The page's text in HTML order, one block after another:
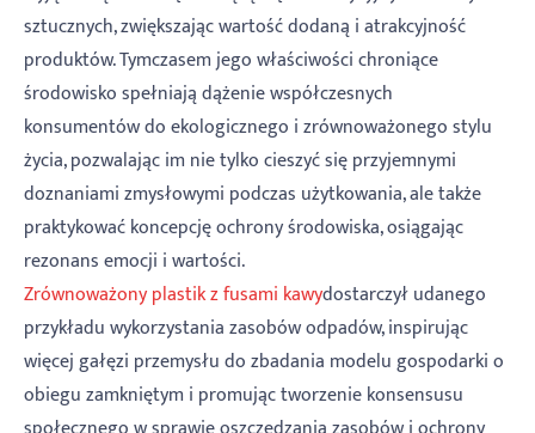
sztucznych, zwiększając wartość dodaną i atrakcyjność
produktów. Tymczasem jego właściwości chroniące
środowisko spełniają dążenie współczesnych
konsumentów do ekologicznego i zrównoważonego stylu
życia, pozwalając im nie tylko cieszyć się przyjemnymi
doznaniami zmysłowymi podczas użytkowania, ale także
praktykować koncepcję ochrony środowiska, osiągając
rezonans emocji i wartości.
Zrównoważony plastik z fusami kawydostarczył udanego
przykładu wykorzystania zasobów odpadów, inspirując
więcej gałęzi przemysłu do zbadania modelu gospodarki o
obiegu zamkniętym i promując tworzenie konsensusu